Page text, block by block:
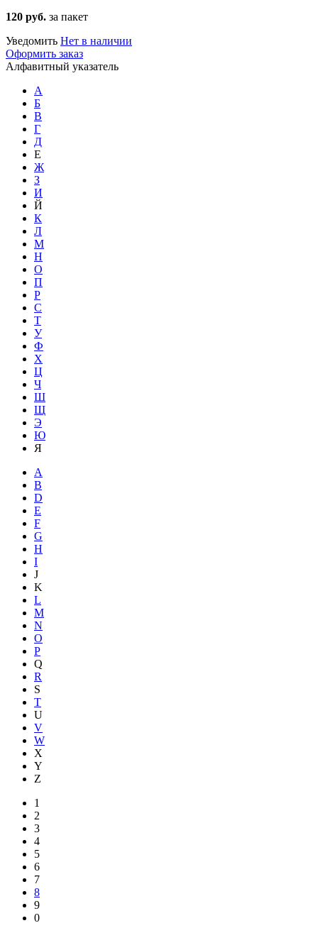
120 руб. за пакет
Уведомить Нет в наличии
Оформить заказ
Алфавитный указатель
А
Б
В
Г
Д
Е
Ж
З
И
Й
К
Л
М
Н
О
П
Р
С
Т
У
Ф
Х
Ц
Ч
Ш
Щ
Э
Ю
Я
A
B
D
E
F
G
H
I
J
K
L
M
N
O
P
Q
R
S
T
U
V
W
X
Y
Z
1
2
3
4
5
6
7
8
9
0